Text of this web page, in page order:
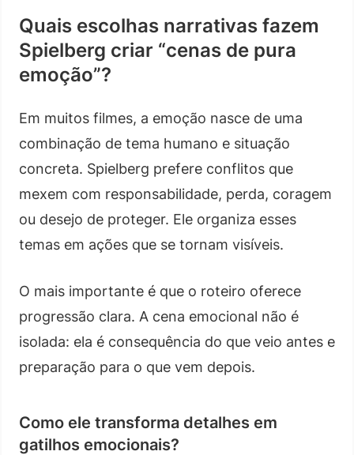
Quais escolhas narrativas fazem
Spielberg criar “cenas de pura
emoção”?
Em muitos filmes, a emoção nasce de uma
combinação de tema humano e situação
concreta. Spielberg prefere conflitos que
mexem com responsabilidade, perda, coragem
ou desejo de proteger. Ele organiza esses
temas em ações que se tornam visíveis.
O mais importante é que o roteiro oferece
progressão clara. A cena emocional não é
isolada: ela é consequência do que veio antes e
preparação para o que vem depois.
Como ele transforma detalhes em
gatilhos emocionais?